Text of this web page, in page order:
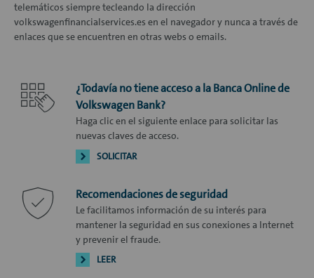
telemáticos siempre tecleando la dirección
volkswagenfinancialservices.es en el navegador y nunca a través de
enlaces que se encuentren en otras webs o emails.
¿Todavía no tiene acceso a la Banca Online de
Volkswagen Bank?
Haga clic en el siguiente enlace para solicitar las
nuevas claves de acceso.
SOLICITAR
Recomendaciones de seguridad
Le facilitamos información de su interés para
mantener la seguridad en sus conexiones a Internet
y prevenir el fraude.
LEER